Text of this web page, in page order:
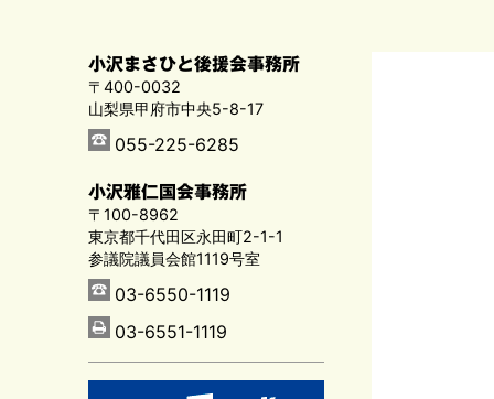
小沢まさひと後援会事務所
〒400-0032
山梨県甲府市中央5-8-17
055-225-6285
小沢雅仁国会事務所
〒100-8962
東京都千代田区永田町2-1-1
参議院議員会館1119号室
03-6550-1119
03-6551-1119